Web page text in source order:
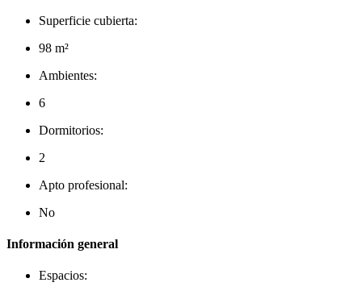
Superficie cubierta:
98 m²
Ambientes:
6
Dormitorios:
2
Apto profesional:
No
Información general
Espacios: